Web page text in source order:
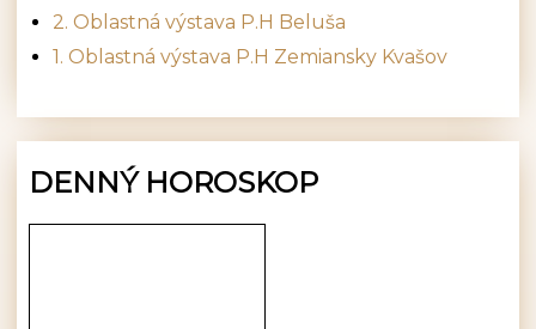
2. Oblastná výstava P.H Beluša
1. Oblastná výstava P.H Zemiansky Kvašov
DENNÝ HOROSKOP